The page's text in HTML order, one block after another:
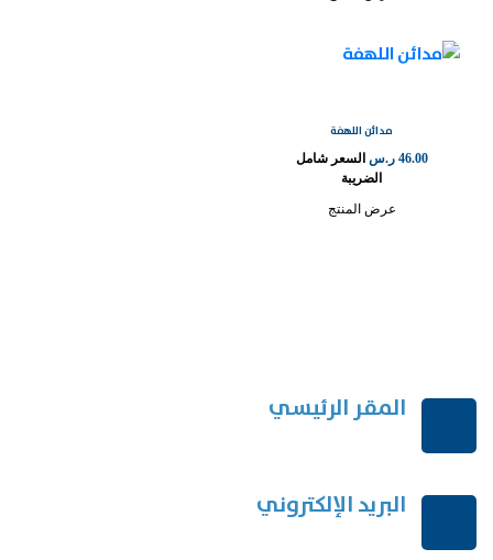
مدائن اللهفة
46.00 ر.س السعر شامل
الضريبة
عرض المنتج
المقر الرئيسي
البريد الإلكتروني